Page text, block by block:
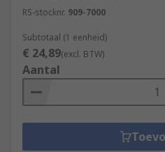
RS-stocknr. 909-7000
Subtotaal (1 eenheid)
€ 24,89(excl. BTW)
Aantal